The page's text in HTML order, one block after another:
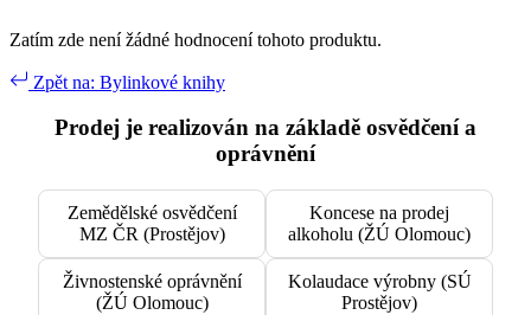
Zatím zde není žádné hodnocení tohoto produktu.
Zpět na: Bylinkové knihy
Prodej je realizován na základě osvědčení a
oprávnění
Zemědělské osvědčení
MZ ČR (Prostějov)
Koncese na prodej
alkoholu (ŽÚ Olomouc)
Živnostenské oprávnění
(ŽÚ Olomouc)
Kolaudace výrobny (SÚ
Prostějov)